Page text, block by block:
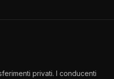
privati. I conducenti